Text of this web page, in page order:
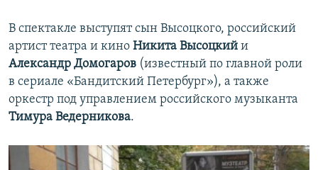
В спектакле выступят сын Высоцкого, российский
артист театра и кино Никита Высоцкий и
Александр Домогаров (известный по главной роли
в сериале «Бандитский Петербург»), а также
оркестр под управлением российского музыканта
Тимура Ведерникова.